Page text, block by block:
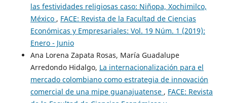
las festividades religiosas caso: Niñopa, Xochimilco,
México , FACE: Revista de la Facultad de Ciencias
Económicas y Empresariales: Vol. 19 Núm. 1 (2019):
Enero - Junio
Ana Lorena Zapata Rosas, María Guadalupe
Arredondo Hidalgo, La internacionalización para el
mercado colombiano como estrategia de innovación
comercial de una mipe guanajuatense , FACE: Revista